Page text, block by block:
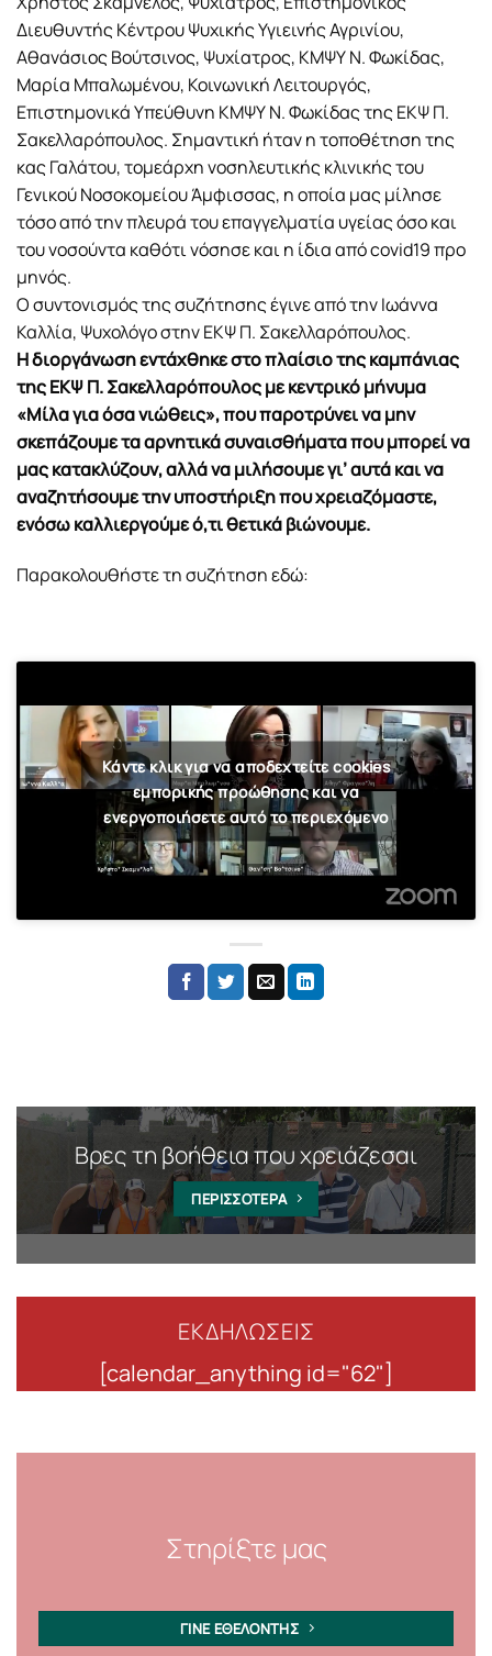
Διευθυντής Κέντρου Ψυχικής Υγιεινής Αγρινίου,
Αθανάσιος Βούτσινος, Ψυχίατρος, ΚΜΨΥ Ν. Φωκίδας,
Μαρία Μπαλωμένου, Κοινωνική Λειτουργός,
Επιστημονικά Υπεύθυνη ΚΜΨΥ Ν. Φωκίδας της ΕΚΨ Π.
Σακελλαρόπουλος. Σημαντική ήταν η τοποθέτηση της
κας Γαλάτου, τομεάρχη νοσηλευτικής κλινικής του
Γενικού Νοσοκομείου Άμφισσας, η οποία μας μίλησε
τόσο από την πλευρά του επαγγελματία υγείας όσο και
του νοσούντα καθότι νόσησε και η ίδια από covid19 προ
μηνός.
Ο συντονισμός της συζήτησης έγινε από την Ιωάννα
Καλλία, Ψυχολόγο στην ΕΚΨ Π. Σακελλαρόπουλος.
Η διοργάνωση εντάχθηκε στο πλαίσιο της καμπάνιας
της ΕΚΨ Π. Σακελλαρόπουλος με κεντρικό μήνυμα
«Μίλα για όσα νιώθεις», που παροτρύνει να μην
σκεπάζουμε τα αρνητικά συναισθήματα που μπορεί να
μας κατακλύζουν, αλλά να μιλήσουμε γι’ αυτά και να
αναζητήσουμε την υποστήριξη που χρειαζόμαστε,
ενόσω καλλιεργούμε ό,τι θετικά βιώνουμε.
Παρακολουθήστε τη συζήτηση εδώ:
Κάντε κλικ για να αποδεχτείτε cookies
εμπορικής προώθησης και να
ενεργοποιήσετε αυτό το περιεχόμενο
Βρες τη βοήθεια που χρειάζεσαι
ΠΕΡΙΣΣΟΤΕΡΑ
ΕΚΔΗΛΩΣΕΙΣ
[calendar_anything id="62"]
Στηρίξτε μας
ΓΙΝΕ ΕΘΕΛΟΝΤΗΣ